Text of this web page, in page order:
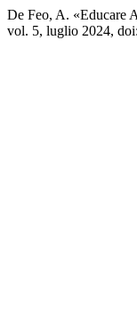
De Feo, A. «Educare
vol. 5, luglio 2024,